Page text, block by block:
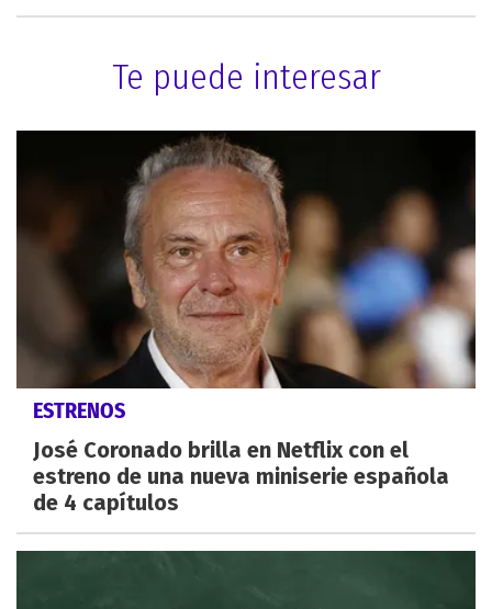
Te puede interesar
ESTRENOS
José Coronado brilla en Netflix con el
estreno de una nueva miniserie española
de 4 capítulos